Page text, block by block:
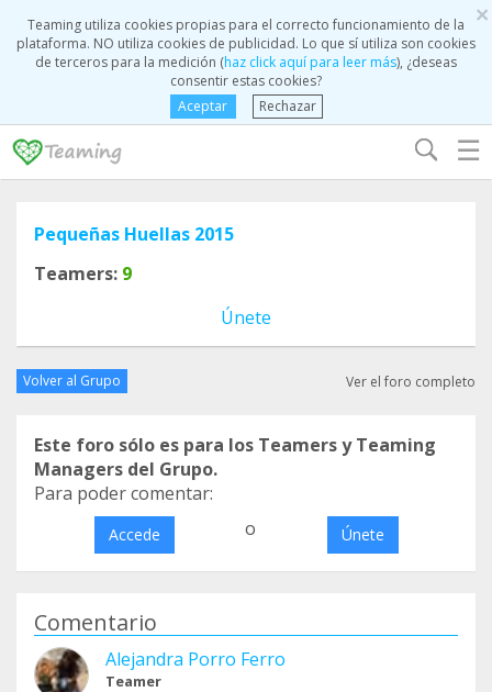
×
Teaming utiliza cookies propias para el correcto funcionamiento de la
plataforma. NO utiliza cookies de publicidad. Lo que sí utiliza son cookies
de terceros para la medición (haz click aquí para leer más), ¿deseas
consentir estas cookies?
Aceptar
Rechazar
☰
Pequeñas Huellas 2015
Teamers: 9
Únete
Volver al Grupo Ver el foro completo
Este foro sólo es para los Teamers y Teaming
Managers del Grupo.
Para poder comentar:
Accede o Únete
Comentario
Alejandra Porro Ferro
Teamer